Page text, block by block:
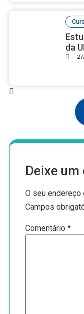
da
Deixe
O seu endereço
Campos
Comentário*